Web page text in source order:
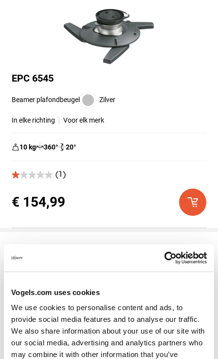
Vogels.com uses cookies
We use cookies to personalise content and ads, to
provide social media features and to analyse our traffic.
We also share information about your use of our site with
our social media, advertising and analytics partners who
may combine it with other information that you’ve
EPC 6545
Beamer plafondbeugel Zilver
In elke richting Voor elk merk
10 kg 360° 20°
(1)
1.0
de
5
1
€ 154,99
EPW 6565
Beamer muurbeugel Zilver